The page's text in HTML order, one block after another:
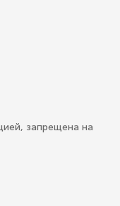
запрещена на